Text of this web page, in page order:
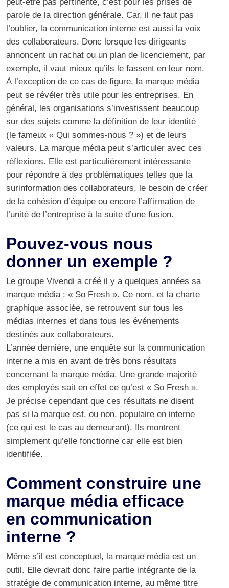
parole de la direction générale. Car, il ne faut pas
l’oublier, la communication interne est aussi la voix
des collaborateurs. Donc lorsque les dirigeants
annoncent un rachat ou un plan de licenciement, par
exemple, il vaut mieux qu’ils le fassent en leur nom.
À l’exception de ce cas de figure, la marque média
peut se révéler très utile pour les entreprises. En
général, les organisations s’investissent beaucoup
sur des sujets comme la définition de leur identité
(le fameux « Qui sommes-nous ? ») et de leurs
valeurs. La marque média peut s’articuler avec ces
réflexions. Elle est particulièrement intéressante
pour répondre à des problématiques telles que la
surinformation des collaborateurs, le besoin de créer
de la cohésion d’équipe ou encore l’affirmation de
l’unité de l’entreprise à la suite d’une fusion.
Pouvez-vous nous
donner un exemple ?
Le groupe Vivendi a créé il y a quelques années sa
marque média : « So Fresh ». Ce nom, et la charte
graphique associée, se retrouvent sur tous les
médias internes et dans tous les événements
destinés aux collaborateurs.
L’année dernière, une enquête sur la communication
interne a mis en avant de très bons résultats
concernant la marque média. Une grande majorité
des employés sait en effet ce qu’est « So Fresh ».
Je précise cependant que ces résultats ne disent
pas si la marque est, ou non, populaire en interne
(ce qui est le cas au demeurant). Ils montrent
simplement qu’elle fonctionne car elle est bien
identifiée.
Comment construire une
marque média efficace
en communication
interne ?
Même s’il est conceptuel, la marque média est un
outil. Elle devrait donc faire partie intégrante de la
stratégie de communication interne, au même titre